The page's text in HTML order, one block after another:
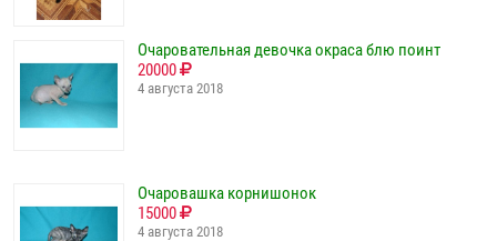
Очаровательная девочка окраса блю поинт
20000
4 августа 2018
Очаровашка корнишонок
15000
4 августа 2018